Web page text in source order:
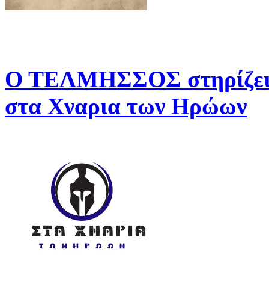
Ο ΤΕΛΜΗΣΣΟΣ στηρίζει
στα Χναρια των Ηρώων